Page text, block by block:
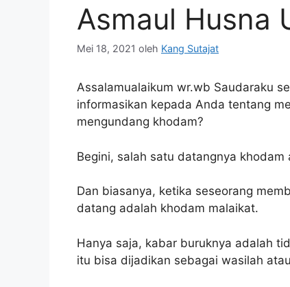
Asmaul Husna
Mei 18, 2021 oleh Kang Sutajat
Assalamualaikum wr.wb Saudaraku
informasikan kepada Anda tentang
mengundang khodam?
Begini, salah satu datangnya
Dan biasanya, ketika seseorang
datang adalah khodam malaikat.
Hanya saja, kabar buruknya adalah
itu bisa dijadikan sebagai wasilah